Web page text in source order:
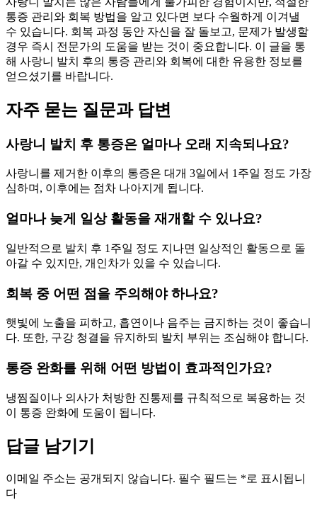
통증 관리와 회복 방법을 알고 있다면 보다 수월하게 이겨낼
수 있습니다. 회복 과정 동안 자신을 잘 돌보고, 문제가 발생할
경우 즉시 전문가의 도움을 받는 것이 중요합니다. 이 글을 통
해 사랑니 발치 후의 통증 관리와 회복에 대한 유용한 정보를
얻으셨기를 바랍니다.
자주 묻는 질문과 답변
사랑니 발치 후 통증은 얼마나 오래 지속되나요?
사랑니를 제거한 이후의 통증은 대개 3일에서 1주일 정도 가장
심하며, 이후에는 점차 나아지게 됩니다.
얼마나 늦게 일상 활동을 재개할 수 있나요?
일반적으로 발치 후 1주일 정도 지나면 일상적인 활동으로 돌
아갈 수 있지만, 개인차가 있을 수 있습니다.
회복 중 어떤 점을 주의해야 하나요?
햇빛에 노출을 피하고, 흡연이나 음주는 금지하는 것이 좋습니
다. 또한, 구강 청결을 유지하되 발치 부위는 조심해야 합니다.
통증 완화를 위해 어떤 방법이 효과적인가요?
냉찜질이나 의사가 처방한 진통제를 규칙적으로 복용하는 것
이 통증 완화에 도움이 됩니다.
답글 남기기
이메일 주소는 공개되지 않습니다. 필수 필드는 *로 표시됩니
다